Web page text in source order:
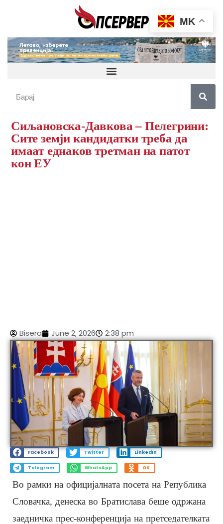
Сиљановска-Давкова – Пелегрини:
Сите земји кандидатки треба да
имаат еднаков третман на патот
кон ЕУ
Bisera June 2, 2026 2:38 pm
Facebook Twitter LinkedIn
Telegram WhatsApp OK
Во рамки на официјалната посета на Република
Словачка, денеска во Братислава беше одржана
заедничка прес-конференција на претседателката
MK